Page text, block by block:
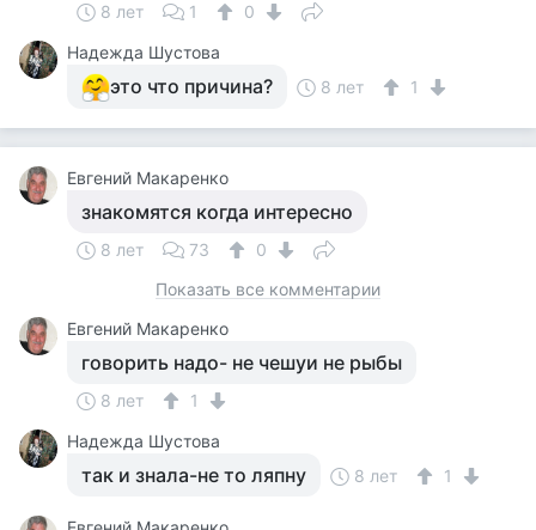
8 лет 1
0
Надежда Шустова
это что причина? 8 лет 1
Евгений Макаренко
знакомятся когда интересно
8 лет 73
0
Показать все комментарии
Евгений Макаренко
говорить надо- не чешуи не рыбы
8 лет
1
Надежда Шустова
так и знала-не то ляпну 8 лет 1